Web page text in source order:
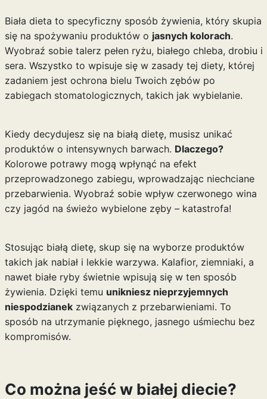
Biała dieta to specyficzny sposób żywienia, który skupia
się na spożywaniu produktów o jasnych kolorach.
Wyobraź sobie talerz pełen ryżu, białego chleba, drobiu i
sera. Wszystko to wpisuje się w zasady tej diety, której
zadaniem jest ochrona bielu Twoich zębów po
zabiegach stomatologicznych, takich jak wybielanie.
Kiedy decydujesz się na białą dietę, musisz unikać
produktów o intensywnych barwach. Dlaczego?
Kolorowe potrawy mogą wpłynąć na efekt
przeprowadzonego zabiegu, wprowadzając niechciane
przebarwienia. Wyobraź sobie wpływ czerwonego wina
czy jagód na świeżo wybielone zęby – katastrofa!
Stosując białą dietę, skup się na wyborze produktów
takich jak nabiał i lekkie warzywa. Kalafior, ziemniaki, a
nawet białe ryby świetnie wpisują się w ten sposób
żywienia. Dzięki temu unikniesz nieprzyjemnych
niespodzianekzwiązanych z przebarwieniami. To
sposób na utrzymanie pięknego, jasnego uśmiechu bez
kompromisów.
Co można jeść w białej diecie?